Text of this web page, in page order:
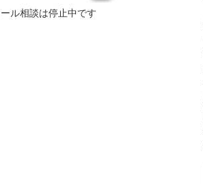
ル相談は停止中です